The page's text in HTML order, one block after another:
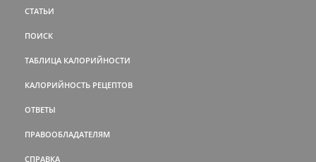
СТАТЬИ
ПОИСК
ТАБЛИЦА КАЛОРИЙНОСТИ
КАЛОРИЙНОСТЬ РЕЦЕПТОВ
ОТВЕТЫ
ПРАВООБЛАДАТЕЛЯМ
СПРАВКА